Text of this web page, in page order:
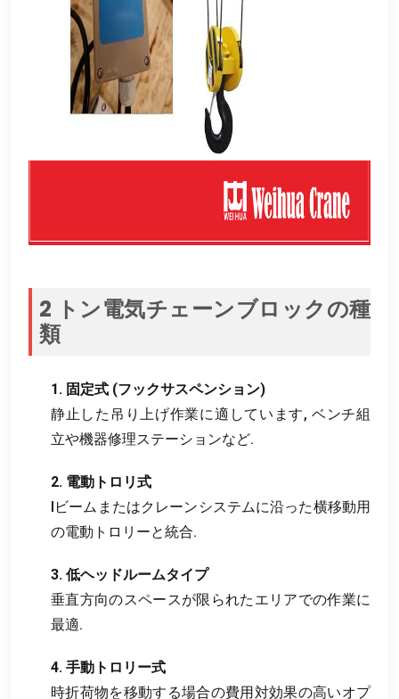
2 トン電気チェーンブロックの種
類
1. 固定式 (フックサスペンション)
静止した吊り上げ作業に適しています, ベンチ組
立や機器修理ステーションなど.
2. 電動トロリ式
Iビームまたはクレーンシステムに沿った横移動用
の電動トロリーと統合.
3. 低ヘッドルームタイプ
垂直方向のスペースが限られたエリアでの作業に
最適.
4. 手動トロリー式
時折荷物を移動する場合の費用対効果の高いオプ